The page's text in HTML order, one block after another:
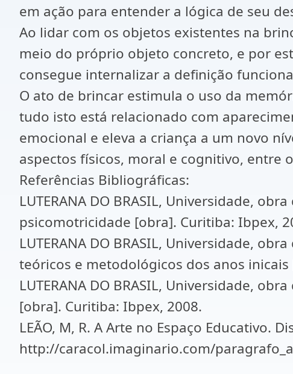
em ação para entender a lógica de seu
Ao lidar com os objetos existentes na
meio do próprio objeto concreto, e por
consegue internalizar a definição
O ato de brincar estimula o uso da
tudo isto está relacionado com
emocional e eleva a criança a um novo
aspectos físicos, moral e cognitivo, entre
Referências Bibliográficas:
LUTERANA DO BRASIL, Universidade,
psicomotricidade [obra]. Curitiba: Ibpex,
LUTERANA DO BRASIL, Universidade,
teóricos e metodológicos dos anos
LUTERANA DO BRASIL, Universidade,
[obra]. Curitiba: Ibpex, 2008.
LEÃO, M, R. A Arte no Espaço Educativo.
http://caracol.imaginario.com/